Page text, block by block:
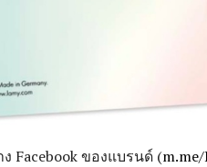
Facebook ของแบรนด์ (